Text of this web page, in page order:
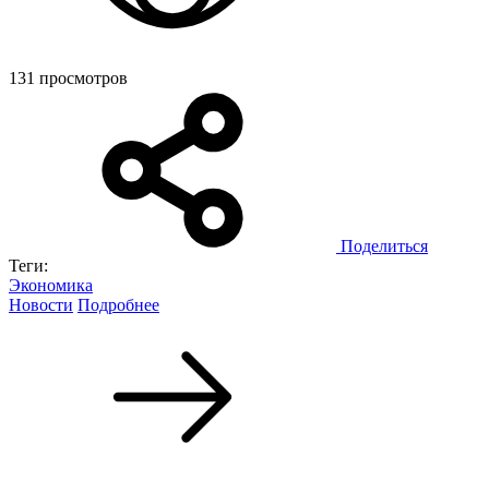
131 просмотров
Поделиться
Теги:
Экономика
Новости Подробнее